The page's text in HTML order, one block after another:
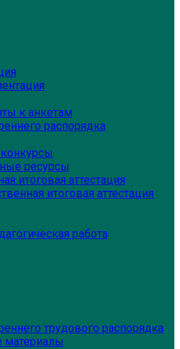
к анкетам
распорядка
ресурсы
итоговая аттестация
итоговая аттестация
работа
трудового распорядка
материалы